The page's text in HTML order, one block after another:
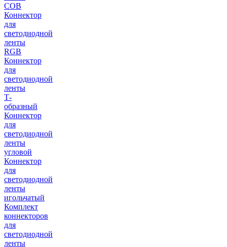
COB
Коннектор
для
светодиодной
ленты
RGB
Коннектор
для
светодиодной
ленты
Т-
образный
Коннектор
для
светодиодной
ленты
угловой
Коннектор
для
светодиодной
ленты
игольчатый
Комплект
коннекторов
для
светодиодной
ленты